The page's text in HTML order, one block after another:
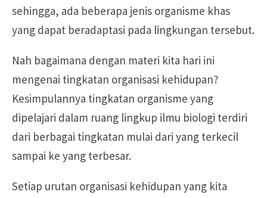
sehingga, ada beberapa jenis organisme khas
yang dapat beradaptasi pada lingkungan tersebut.
Nah bagaimana dengan materi kita hari ini
mengenai tingkatan organisasi kehidupan?
Kesimpulannya tingkatan organisme yang
dipelajari dalam ruang lingkup ilmu biologi terdiri
dari berbagai tingkatan mulai dari yang terkecil
sampai ke yang terbesar.
Setiap urutan organisasi kehidupan yang kita